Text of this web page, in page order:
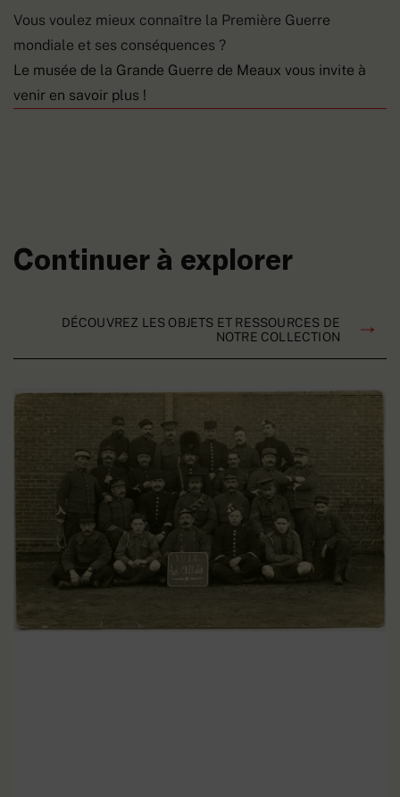
Vous voulez mieux connaître la Première Guerre
mondiale et ses conséquences ?
Le musée de la Grande Guerre de Meaux vous invite à
venir en savoir plus !
Continuer à explorer
DÉCOUVREZ LES OBJETS ET RESSOURCES DE
NOTRE COLLECTION